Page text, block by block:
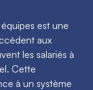
est une
aux
les salariés à
Cette
à un système